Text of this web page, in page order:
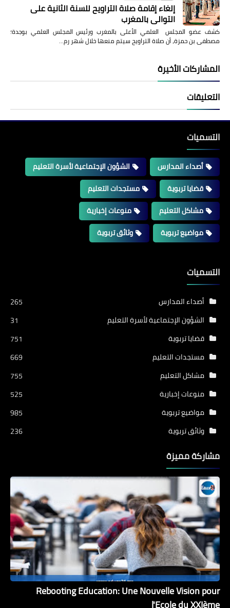
إلغاء إقامة صلاة التراويح للسنة الثانية على
التوالي بالمغرب
كشف عضو المجلس العلمي الأعلى بالمغرب ورئيس المجلس العلمي بوجدة؛
مصطفى بن حمزة، أن صلاة التراويح سيتم منعها خلال شهر رم…
المشاركات الأخيرة
التعليقات
التسميات
أصداء المدارس
الشؤون الإجتماعية لأسرة التعليم
قضايا تربوية
مستجدات التعليم
مشاكل التعليم
منوعات إخبارية
مواضيع تربوية
وثائق تربوية
التسميات
أصداء المدارس
265
الشؤون الإجتماعية لأسرة التعليم
31
قضايا تربوية
751
مستجدات التعليم
669
مشاكل التعليم
755
منوعات إخبارية
525
مواضيع تربوية
985
وثائق تربوية
236
مشاركة مميزة
Rebooting Education: Une Nouvelle Vision pour